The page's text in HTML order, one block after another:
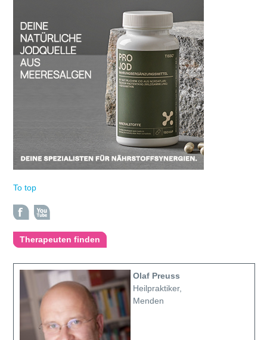
To top
Therapeuten finden
Olaf Preuss
Heilpraktiker,
Menden